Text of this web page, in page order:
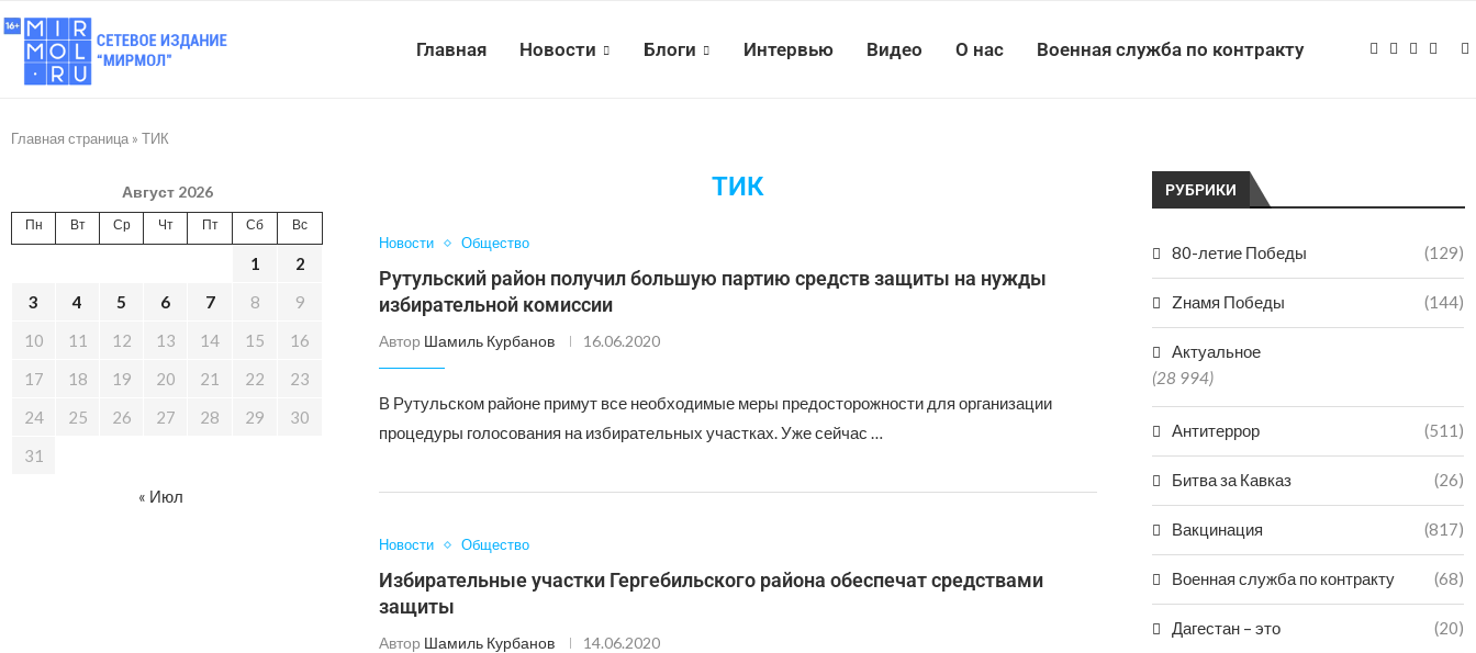
Главная Новости Блоги Интервью Видео О нас Военная служба по контракту
Главная страница » ТИК
ТИК
Новости Общество
Рутульский район получил большую партию средств защиты на нужды
избирательной комиссии
Автор Шамиль Курбанов 16.06.2020
В Рутульском районе примут все необходимые меры предосторожности для организации
процедуры голосования на избирательных участках. Уже сейчас …
Новости Общество
Избирательные участки Гергебильского района обеспечат средствами
защиты
Автор Шамиль Курбанов 14.06.2020
РУБРИКИ
80-летие Победы (129)
Zнамя Победы (144)
Актуальное
(28 994)
Антитеррор (511)
Битва за Кавказ (26)
Вакцинация (817)
Военная служба по контракту (68)
Дагестан – это (20)
Август 2026
Пн Вт Ср Чт Пт Сб Вс
1
2
3
4 5 6 7 8
9
10
11 12 13 14 15
16
17
18 19 20 21 22
23
24
25 26 27 28 29
30
31
« Июл